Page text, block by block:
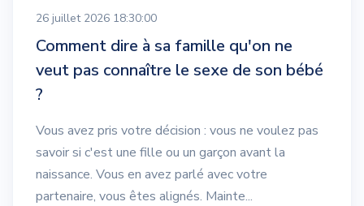
26 juillet 2026 18:30:00
Comment dire à sa famille qu'on ne
veut pas connaître le sexe de son bébé
?
Vous avez pris votre décision : vous ne voulez pas
savoir si c'est une fille ou un garçon avant la
naissance. Vous en avez parlé avec votre
partenaire, vous êtes alignés. Mainte...